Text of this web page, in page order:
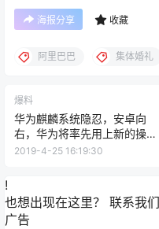
海报分享 收藏
阿里巴巴 集体婚礼
爆料
华为麒麟系统隐忍，安卓向
右，华为将率先用上新的操作
系统
2019-4-25 16:19:30
!
也想出现在这里？ 联系我们
广告